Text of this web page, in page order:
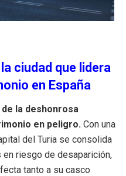
ciudad que lidera
en España
la deshonrosa
en peligro. Con una
del Turia se consolida
riesgo de desaparición,
tanto a su casco